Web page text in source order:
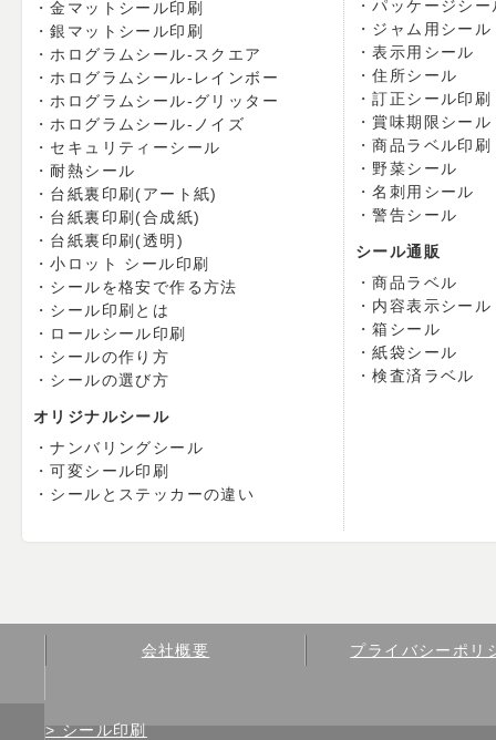
金マットシール印刷
銀マットシール印刷
ホログラムシール-スクエア
ホログラムシール-レインボー
ホログラムシール-グリッター
ホログラムシール-ノイズ
セキュリティーシール
耐熱シール
台紙裏印刷(アート紙)
台紙裏印刷(合成紙)
台紙裏印刷(透明)
小ロット シール印刷
シールを格安で作る方法
シール印刷とは
ロールシール印刷
シールの作り方
シールの選び方
オリジナルシール
ナンバリングシール
可変シール印刷
シールとステッカーの違い
パッケージシー
ジャム用シール
表示用シール
住所シール
訂正シール印刷
賞味期限シール
商品ラベル印刷
野菜シール
名刺用シール
警告シール
シール通販
商品ラベル
内容表示シール
箱シール
紙袋シール
検査済ラベル
会社概要 プライバシーポリ
シール印刷